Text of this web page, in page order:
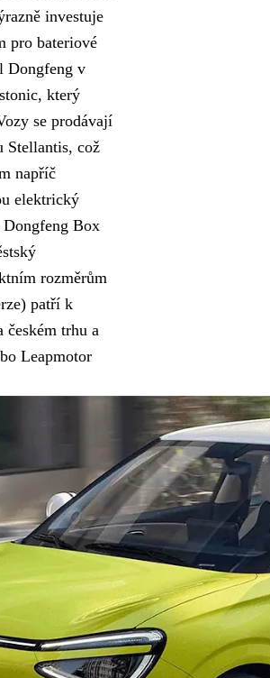
investuje
pro bateriové
Dongfeng v
který
se prodávají
Stellantis, což
napříč
elektrický
Box
rozměrům
patří k
trhu a
Leapmotor